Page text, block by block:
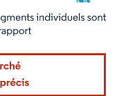
une attribution sous CC BY